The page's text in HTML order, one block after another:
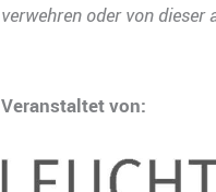
verwehren oder von dieser
Veranstaltet von: